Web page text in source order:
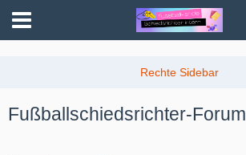
Fußballschiedsrichter-Forum